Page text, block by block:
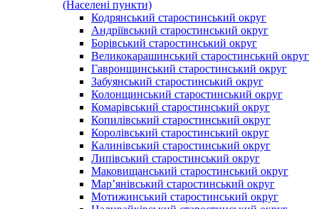
(Населені пункти)
Кодрянський старостинський округ
Андріївський старостинський округ
Борівський старостинський округ
Великокарашинський старостинський округ
Гавронщинський старостинський округ
Забуянський старостинський округ
Колонщинський старостинський округ
Комарівський старостинський округ
Копилівський старостинський округ
Королівський старостинський округ
Калинівський старостинський округ
Липівський старостинський округ
Маковищанський старостинський округ
Мар’янівський старостинський округ
Мотижинський старостинський округ